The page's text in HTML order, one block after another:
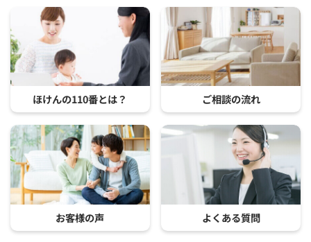
ほけんの110番とは？ ご相談の流れ
お客様の声 よくある質問